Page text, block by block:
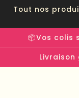
passer
contenu
Tout nos
📦Vos colis